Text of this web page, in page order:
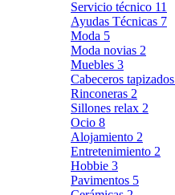
Servicio técnico 11
Ayudas Técnicas 7
Moda 5
Moda novias 2
Muebles 3
Cabeceros tapizados
Rinconeras 2
Sillones relax 2
Ocio 8
Alojamiento 2
Entretenimiento 2
Hobbie 3
Pavimentos 5